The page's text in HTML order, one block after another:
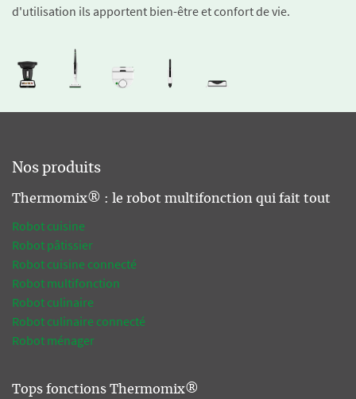
d'utilisation ils apportent bien-être et confort de vie.
Nos produits
Thermomix® : le robot multifonction qui fait tout
Robot cuisine
Robot pâtissier
Robot cuisine connecté
Robot multifonction
Robot culinaire
Robot culinaire connecté
Robot ménager
Tops fonctions Thermomix®